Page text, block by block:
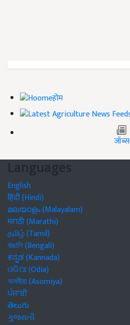
होम
जॉब्स
Languages
English
हिंदी (Hindi)
മലയാളം (Malayalam)
मराठी (Marathi)
தமிழ் (Tamil)
বাঙালি (Bengali)
ಕನ್ನಡ (Kannada)
ଓଡିଆ (Odia)
অসমীয়া (Asomiya)
ਪੰਜਾਬੀ
తెలుగు
ગુજરાતી